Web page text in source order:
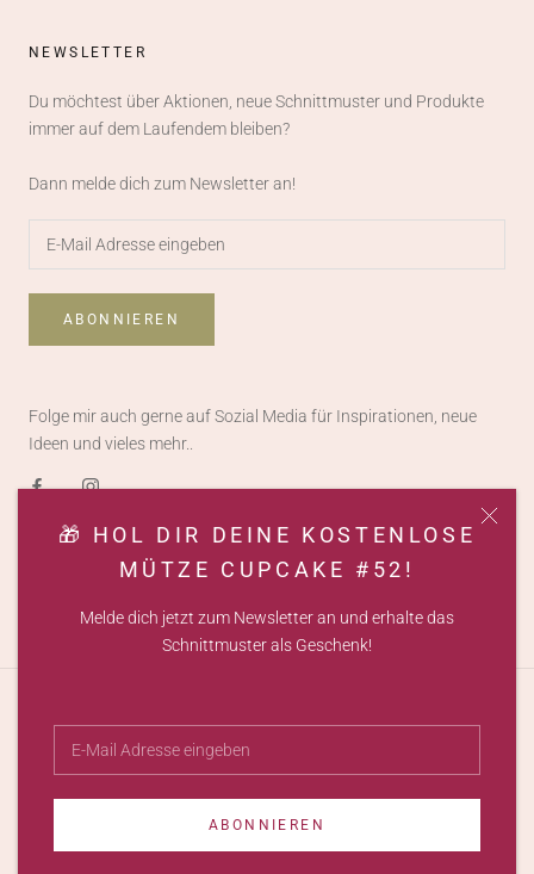
🎁 HOL DIR DEINE KOSTENLOSE
MÜTZE CUPCAKE #52!
Melde dich jetzt zum Newsletter an und erhalte das
Schnittmuster als Geschenk!
ABONNIEREN
NEWSLETTER
Du möchtest über Aktionen, neue Schnittmuster und Produkte
immer auf dem Laufendem bleiben?
Dann melde dich zum Newsletter an!
ABONNIEREN
Folge mir auch gerne auf Sozial Media für Inspirationen, neue
Ideen und vieles mehr..